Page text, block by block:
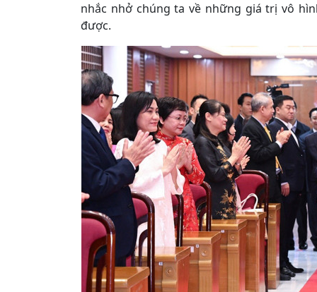
nhắc nhở chúng ta về những giá trị vô
được.